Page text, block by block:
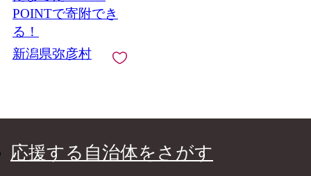
くい プレゼント ギフ
ト 贈り物 贈答品 お祝
い 記念日 誕生日 ホワ
イトデー かわいい お
POINTで寄附でき
る！
新潟県弥彦村
応援する自治体をさがす